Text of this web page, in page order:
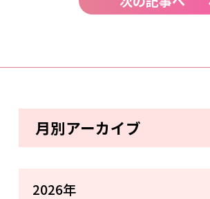
月別アーカイブ
2026年